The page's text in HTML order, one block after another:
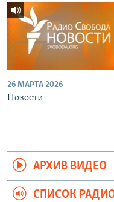
26 МАРТА 2026
Новости
АРХИВ ВИДЕО
СПИСОК